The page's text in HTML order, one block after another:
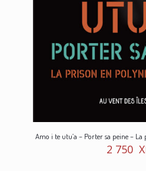
Amo i te utu’a – Porter sa peine – La
2 750